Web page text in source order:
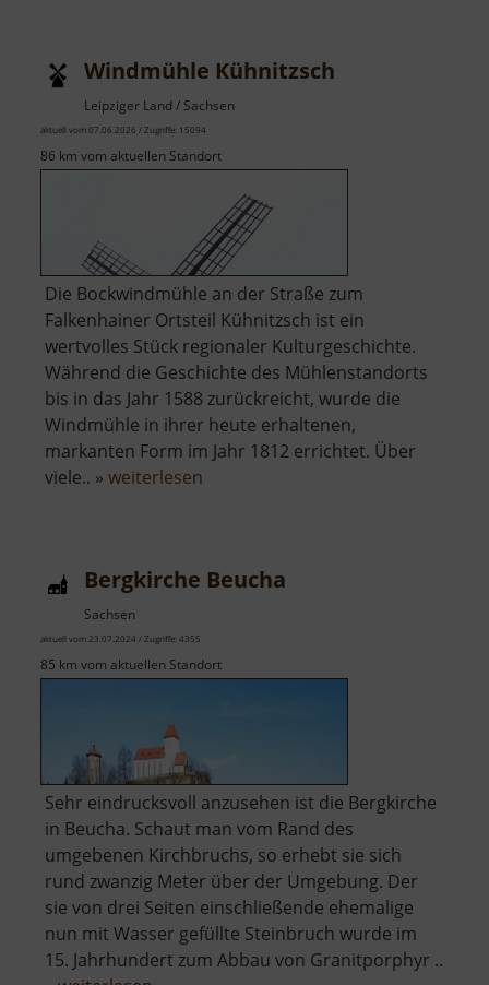
Windmühle Kühnitzsch
Leipziger Land / Sachsen
aktuell vom 07.06.2026 / Zugriffe: 15094
86 km vom aktuellen Standort
Die Bockwindmühle an der Straße zum
Falkenhainer Ortsteil Kühnitzsch ist ein
wertvolles Stück regionaler Kulturgeschichte.
Während die Geschichte des Mühlenstandorts
bis in das Jahr 1588 zurückreicht, wurde die
Windmühle in ihrer heute erhaltenen,
markanten Form im Jahr 1812 errichtet. Über
viele.. » weiterlesen
Bergkirche Beucha
Sachsen
aktuell vom 23.07.2024 / Zugriffe: 4355
85 km vom aktuellen Standort
Sehr eindrucksvoll anzusehen ist die Bergkirche
in Beucha. Schaut man vom Rand des
umgebenen Kirchbruchs, so erhebt sie sich
rund zwanzig Meter über der Umgebung. Der
sie von drei Seiten einschließende ehemalige
nun mit Wasser gefüllte Steinbruch wurde im
15. Jahrhundert zum Abbau von Granitporphyr ..